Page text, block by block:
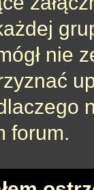
nie
forum.